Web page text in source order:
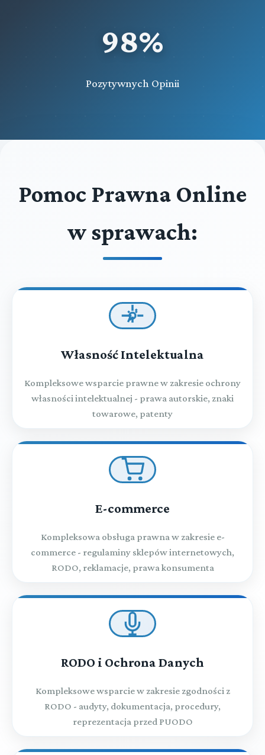
98%
Pozytywnych Opinii
Pomoc Prawna Online
w sprawach:
Własność Intelektualna
Kompleksowe wsparcie prawne w zakresie ochrony
własności intelektualnej - prawa autorskie, znaki
towarowe, patenty
E-commerce
Kompleksowa obsługa prawna w zakresie e-
commerce - regulaminy sklepów internetowych,
RODO, reklamacje, prawa konsumenta
RODO i Ochrona Danych
Kompleksowe wsparcie w zakresie zgodności z
RODO - audyty, dokumentacja, procedury,
reprezentacja przed PUODO